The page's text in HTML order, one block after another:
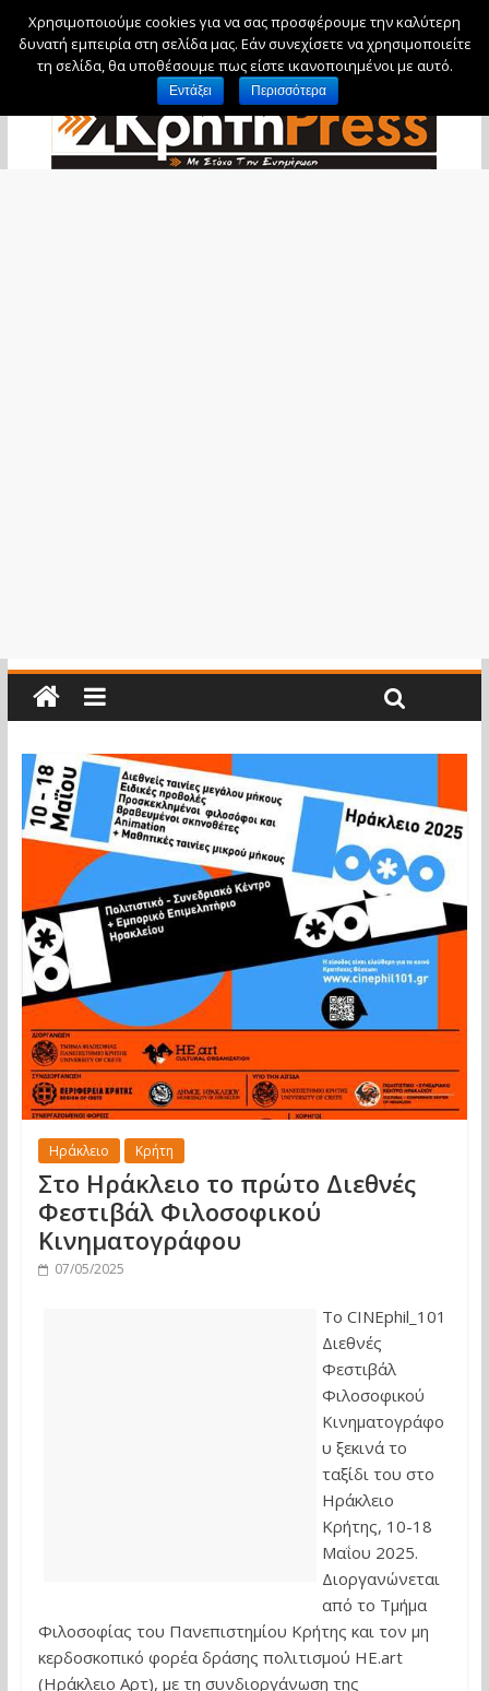
Δευτέρα, 10 Αυγούστου, 2026
Ηράκλειο Κρήτη
Στο Ηράκλειο το πρώτο Διεθνές
Φεστιβάλ Φιλοσοφικού
Κινηματογράφου
07/05/2025
Το CINEphil_101
Διεθνές
Φεστιβάλ
Φιλοσοφικού
Κινηματογράφο
υ ξεκινά το
ταξίδι του στο
Ηράκλειο
Κρήτης, 10-18
Μαΐου 2025.
Διοργανώνεται
από το Τμήμα
Φιλοσοφίας του Πανεπιστημίου Κρήτης και τον μη
κερδοσκοπικό φορέα δράσης πολιτισμού HE.art
(Ηράκλειο Αρτ), με τη συνδιοργάνωση της
Χρησιμοποιούμε cookies για να σας προσφέρουμε την καλύτερη
δυνατή εμπειρία στη σελίδα μας. Εάν συνεχίσετε να χρησιμοποιείτε
τη σελίδα, θα υποθέσουμε πως είστε ικανοποιημένοι με αυτό.
Εντάξει Περισσότερα